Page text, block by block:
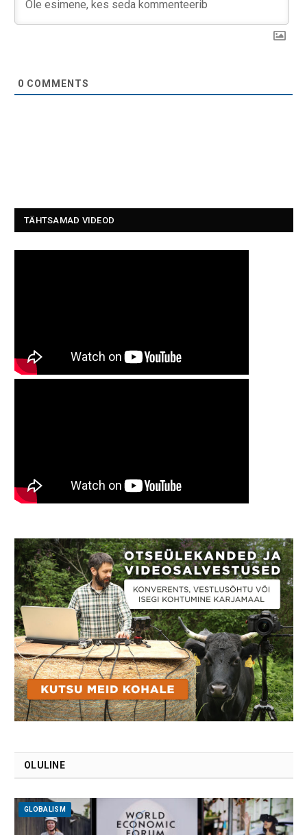
0 COMMENTS
TÄHTSAMAD VIDEOD
OLULINE
GLOBALISM